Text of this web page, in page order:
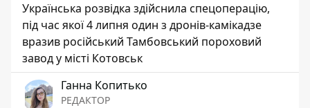
Українська розвідка здійснила спецоперацію,
під час якої 4 липня один з дронів-камікадзе
вразив російський Тамбовський пороховий
завод у місті Котовськ
Ганна Копитько
РЕДАКТОР